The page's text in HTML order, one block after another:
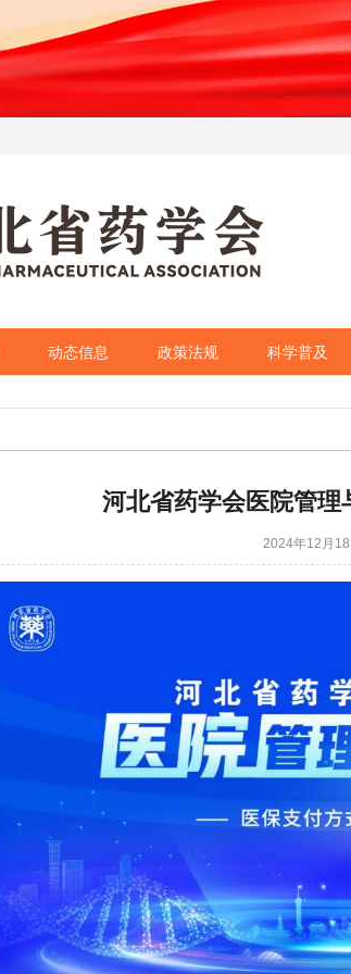
动态信息 政策法规 科学普及
河北省药学会医院管
2024年12月